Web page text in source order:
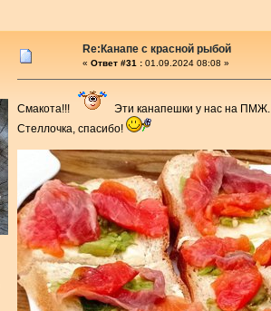
Re:Канапе с красной рыбой
« Ответ #31 : 01.09.2024 08:08 »
Смакота!!!
Эти канапешки у нас на ПМЖ.
Стеллочка, спасибо!